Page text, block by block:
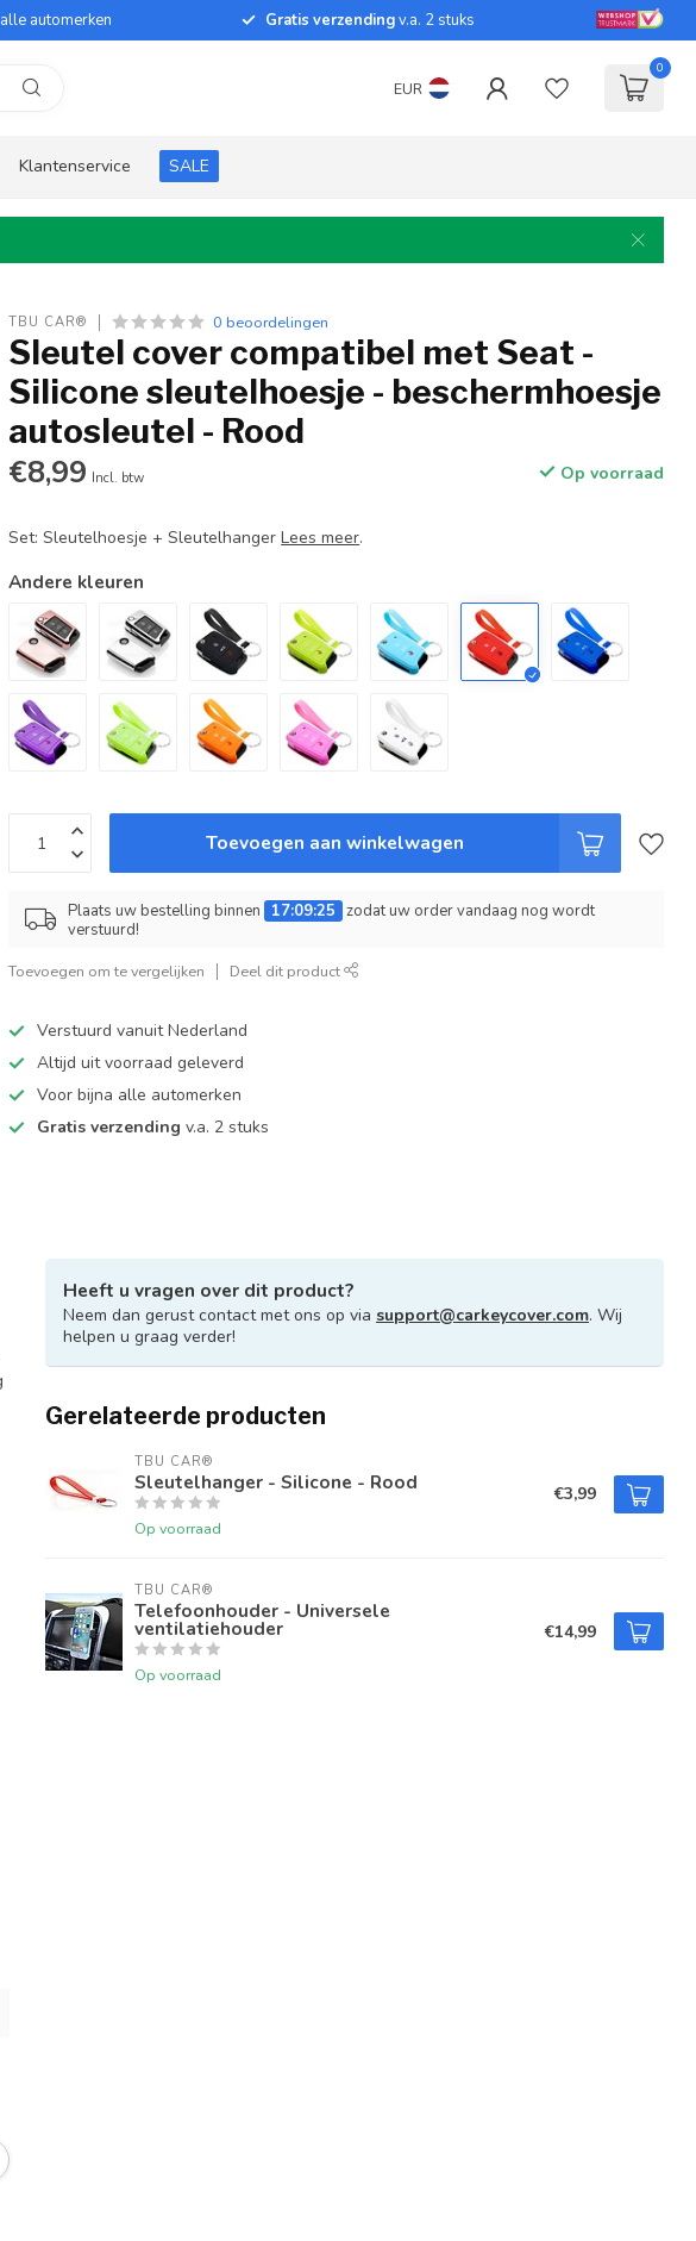
automerken Gratis verzendingv.a. 2 stuks
EUR
0
Klantenservice SALE
TBU CAR® 0 beoordelingen
Sleutel cover compatibel met Seat -
Silicone sleutelhoesje - beschermhoesje
autosleutel - Rood
€8,99 Incl. btw Op voorraad
Set: Sleutelhoesje + SleutelhangerLees meer.
Andere kleuren
Toevoegen aan winkelwagen
Plaats uw bestelling binnen 17:09:24 zodat uw order vandaag nog wordt
verstuurd!
Toevoegen om te vergelijken Deel dit product
Verstuurd vanuit Nederland
Altijd uit voorraad geleverd
Voor bijna alle automerken
Gratis verzending v.a. 2 stuks
Heeft u vragen over dit product?
Neem dan gerust contact met ons op via support@carkeycover.com. Wij
helpen u graag verder!
Gerelateerde producten
TBU CAR®
Sleutelhanger - Silicone - Rood
Op voorraad
€3,99
TBU CAR®
Telefoonhouder - Universele
ventilatiehouder
Op voorraad
€14,99